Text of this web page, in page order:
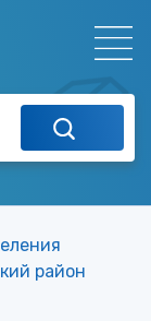
район